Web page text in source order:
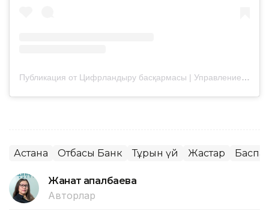
Публикация от Цифрландыру басқармасы | Управление цифровизации (@digital.astana)
Астана Отбасы Банк Тұрғын үй Жастар
Жанат Қапалбаева
Авторлар